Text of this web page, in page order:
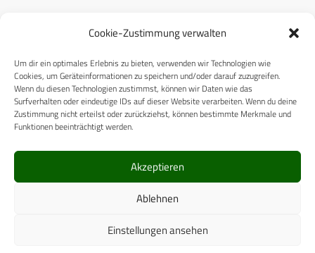
Cookie-Zustimmung verwalten
Um dir ein optimales Erlebnis zu bieten, verwenden wir Technologien wie
Cookies, um Geräteinformationen zu speichern und/oder darauf zuzugreifen.
Wenn du diesen Technologien zustimmst, können wir Daten wie das
Surfverhalten oder eindeutige IDs auf dieser Website verarbeiten. Wenn du deine
Zustimmung nicht erteilst oder zurückziehst, können bestimmte Merkmale und
Funktionen beeinträchtigt werden.
Akzeptieren
Ablehnen
Einstellungen ansehen
RECHTLICHES
Datenschutzerklärung
Cookie-Richtlinie (EU)